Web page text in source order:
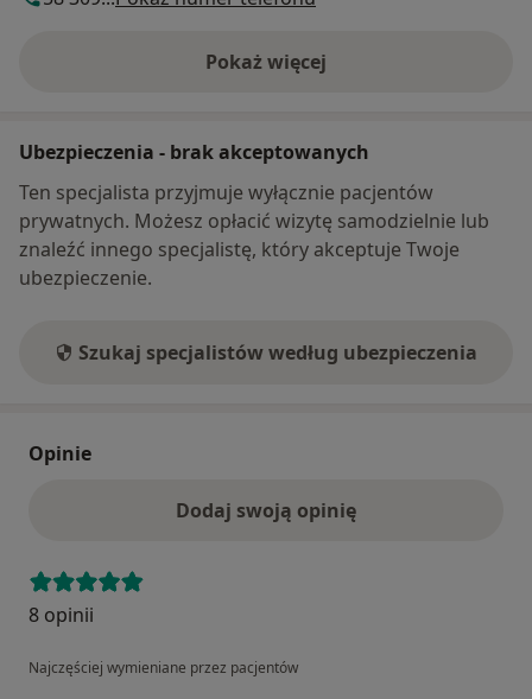
Pokaż więcej
o adresie
Ubezpieczenia - brak akceptowanych
Ten specjalista przyjmuje wyłącznie pacjentów
prywatnych. Możesz opłacić wizytę samodzielnie lub
znaleźć innego specjalistę, który akceptuje Twoje
ubezpieczenie.
Szukaj specjalistów według ubezpieczenia
Opinie
Dodaj swoją opinię
8 opinii
Najczęściej wymieniane przez pacjentów